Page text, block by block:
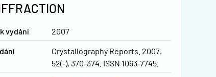
vydání 2007
Crystallography Reports. 2007,
52(-), 370-374. ISSN 1063-7745.